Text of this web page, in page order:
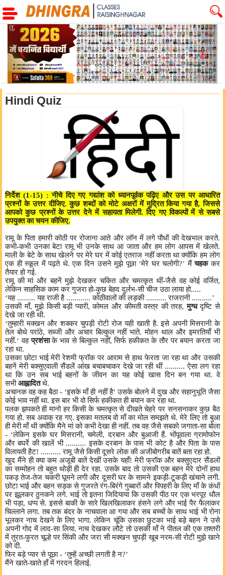
Previous Next
Hindi Quiz
निर्देश (1-15) : नीचे दिए गए गद्यांश को ध्यानपूर्वक पढ़िए और उस पर आधारित
प्रश्नों के उत्तर दीजिए. कुछ शब्दों को मोटे अक्षरों में मुद्रित किया गया है, जिससे
आपको कुछ प्रश्नों के उत्तर देने में सहायता मिलेगी. दिए गए विकल्पों में से सबसे
उपयुक्त का चयन कीजिए.
रामू के पिता हमारी कोठी पर रोजाना आते और लॉन में लगे पौधों की देखभाल करते.
कभी-कभी उनका बेटा रामू भी उनके साथ आ जाता और हम लोग आपस में खेलते.
माली के बेटे के साथ खेलने पर मेरे घर में कोई एतराज नहीं करता था क्योंकि हम लोग
एक ही स्कूल में पढ़ते थे. एक दिन उसने मुझे पूछा ‘मेरे घर चलोगी?’ मैंचहककर
तैयार हो गई.
रामू की मां और बहनें मुझे देखकर चकित और चमत्कृत थीं-जैसे वह कोई वर्जित,
लेकिन साहसिक काम कर गुजरा हो-कुछ बेहद दुर्लभ-सी चीज उठा लाया हो.....
‘यह ......... यह राजी है ............ कोठीवालों की लड़की .......... राजरानी ..........’
उसकी माँ, मुझे किसी बड़ी प्यारी, कोमल और कीमती वस्त्र की तरह,मुग्धदृष्टि से
देखे जा रही थी.
‘तुम्हारी मक्खन और शक्कर चुपड़ी रोटी रोज यही खाती है. इसे अपनी मिसरानी के
तेल बोथे परांठे, सब्जी और अचार बिल्कुल नहीं भाते. मोहन थाल और इमरतियाँ भी
नहीं.‘ वहप्रशंसाके भाव से बिल्कुल नहीं, सिर्फ हकीकत के तौर पर बयान करता जा
रहा था.
उसका छोटा भाई मेरी रेशमी फ्रॉक पर आराम से हाथ फेरता जा रहा था और उसकी
बहनें मेरी बक्सुएवाली सैंडलें आंख बचाबचाकर देखे जा रही थीं .......... ऐसा लग रहा
था कि उन सब भाई बहनों के जीवन का यह कोई खास दिन बन गया था. वे
सभीआह्नादितथे.
अचानक वह कह बैठा - ‘इसके माँ ही नहीं है‘ उसके बोलने में दुख और सहानुभूति जैसा
कोई भाव नहीं था. इस बार भी वो सिर्फ हकीकत ही बयान कर रहा था.
पलक झपकते ही मानो हर किसी के चमत्कृत से दीखते चेहरे पर सनसनाकर कुछ बैठ
गया हो. सब अवाक् रह गए. इसका मतलब वो माँ का मोल समझते थे. मेरे लिए तो बुआ
ही मेरी माँ थी क्योंकि मैने मां को कभी देखा ही नहीं. तब वह जैसे सबको जगाता-सा बोला
- ‘लेकिन इसके घर मिसरानी, चमेली, दरबान और बुआजी हैं. भोंपूवाला ग्रामोफोन
और बघर्रे की खालें भी .......... इसके दरबान के पास भी कोट है और पिता के पास
विलायती हैट! .......... रामू जैसे किसी दूसरे लोक की अजीबोगरीब बातें बता रहा हो.
खुद मैंने ही क्या कम अजूबी बातें देखीं उसके यहाँ! मेरी फ्रॉक और बक्सुएदार सैंडलों
का सम्मोहन तो बहुत थोड़ी ही देर रहा. उसके बाद तो उसकी एक बहन मेरे दोनों हाथ
पकड़ तेज-तेज चकरी घूमने लगी और दूसरी घर के सामने इकड़ी-टूकड़ी खंचाने लगी.
छोटा भाई और बहन सड़क से गुजरते रंग-बिरंगे गुब्बारों और पिपहरी के लिए माँ के कंधों
पर झूलकर ठुनकने लगे. भाई तो इतना जिदियाया कि उसकी पीठ पर एक भरपूर धौल
भी पड़ा, धप्प से. इससे बाकी के सारे खिलखिलाकर हंसने लगे और भाई पैर फैलाकर
चिल्लाने लगा. तब तक बंदर के नाचवाला आ गया और सब बच्चों के साथ भाई भी रोना
भूलकर नाच देखने के लिए भागा. लेकिन चूंकि उसका छुटका भाई बड़े बहन ने उसे
अपनी गोद में लाद-सा लिया. नाच देखकर लौटे तो उसकी माँ ने पीतल की एक तश्तरी
में तुरत-फुरत चूल्हे पर सिंकी और जरा सी मक्खन चुपड़ी खूब नरम-सी रोटी मुझे खाने
को दी.
फिर बड़े प्यार से पूछा - ‘तुम्हें अच्छी लगती है न?’
मैंने खाते-खाते हाँ में गरदन हिलाई.